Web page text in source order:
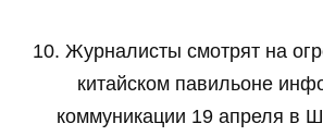
10. Журналисты смотрят на
китайском павильоне
коммуникации 19 апреля в